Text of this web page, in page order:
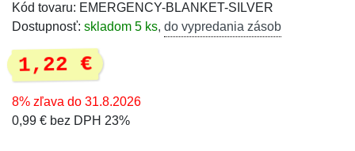
Kód tovaru: EMERGENCY-BLANKET-SILVER
Dostupnosť: skladom 5 ks, do vypredania zásob
1,22 €
8% zľava do 31.8.2026
0,99 € bez DPH 23%